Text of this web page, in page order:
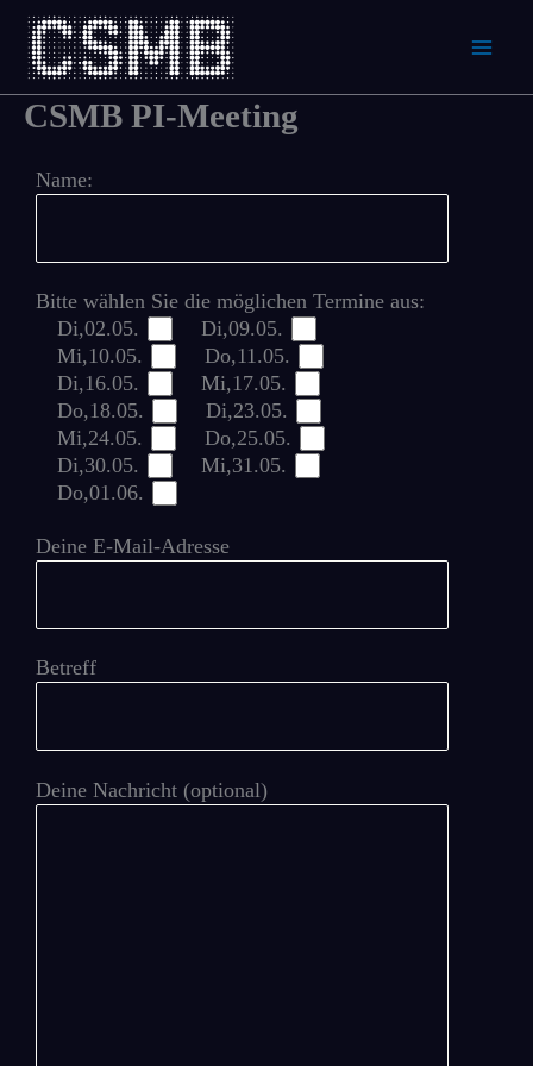
Skip
content
CSMB PI-Meeting
Name:
Bitte wählen Sie die möglichen Termine aus:
Di,02.05.
Di,09.05.
Mi,10.05.
Do,11.05.
Di,16.05.
Mi,17.05.
Do,18.05.
Di,23.05.
Mi,24.05.
Do,25.05.
Di,30.05.
Mi,31.05.
Do,01.06.
Deine E-Mail-Adresse
Betreff
Deine Nachricht (optional)